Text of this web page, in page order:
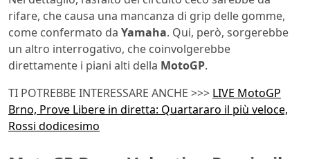
rifare, che causa una mancanza di grip delle gomme,
come confermato da Yamaha. Qui, però, sorgerebbe
un altro interrogativo, che coinvolgerebbe
direttamente i piani alti della MotoGP.
TI POTREBBE INTERESSARE ANCHE >>> LIVE MotoGP
Brno, Prove Libere in diretta: Quartararo il più veloce,
Rossi dodicesimo